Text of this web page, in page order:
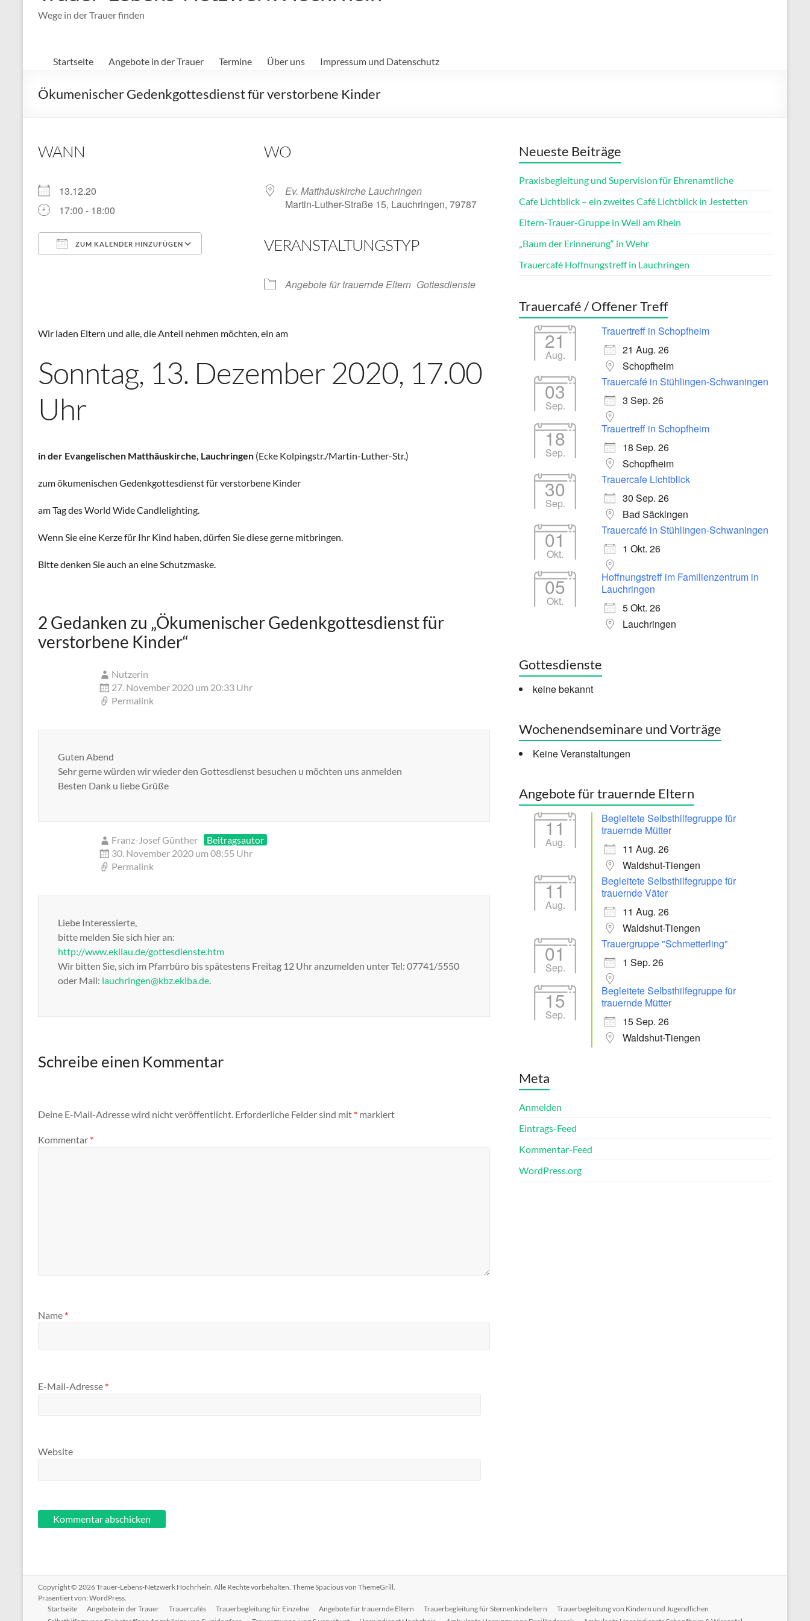
Wege in der Trauer finden
Startseite Angebote in der Trauer Termine Über uns Impressum und Datenschutz
Ökumenischer Gedenkgottesdienst für verstorbene Kinder
WANN
13.12.20
17:00 - 18:00
ZUM KALENDER HINZUFÜGEN
Office 365
WO
Ev. Matthäuskirche Lauchringen
Martin-Luther-Straße 15, Lauchringen, 79787
VERANSTALTUNGSTYP
Angebote für trauernde Eltern Gottesdienste
Wir laden Eltern und alle, die Anteil nehmen möchten, ein am
Sonntag, 13. Dezember 2020, 17.00
Uhr
in der Evangelischen Matthäuskirche, Lauchringen (Ecke Kolpingstr./Martin-Luther-Str.)
zum ökumenischen Gedenkgottesdienst für verstorbene Kinder
am Tag des World Wide Candlelighting.
Wenn Sie eine Kerze für Ihr Kind haben, dürfen Sie diese gerne mitbringen.
Bitte denken Sie auch an eine Schutzmaske.
2 Gedanken zu „Ökumenischer Gedenkgottesdienst für
verstorbene Kinder“
Nutzerin
27. November 2020 um 20:33 Uhr
Permalink
Guten Abend
Sehr gerne würden wir wieder den Gottesdienst besuchen u möchten uns anmelden
Besten Dank u liebe Grüße
Franz-Josef Günther
Beitragsautor
30. November 2020 um 08:55 Uhr
Permalink
Liebe Interessierte,
bitte melden Sie sich hier an:
http://www.ekilau.de/gottesdienste.htm
Wir bitten Sie, sich im Pfarrbüro bis spätestens Freitag 12 Uhr anzumelden unter Tel: 07741/5550
oder Mail: lauchringen@kbz.ekiba.de.
Schreibe einen Kommentar
Deine E-Mail-Adresse wird nicht veröffentlicht. Erforderliche Felder sind mit * markiert
Kommentar *
Name *
E-Mail-Adresse *
Website
Neueste Beiträge
Praxisbegleitung und Supervision für Ehrenamtliche
Cafe Lichtblick – ein zweites Café Lichtblick in Jestetten
Eltern-Trauer-Gruppe in Weil am Rhein
„Baum der Erinnerung“ in Wehr
Trauercafé Hoffnungstreff in Lauchringen
Trauercafé / Offener Treff
21
Aug.
Trauertreff in Schopfheim
21 Aug. 26
Schopfheim
03
Sep.
Trauercafé in Stühlingen-Schwaningen
3 Sep. 26
18
Sep.
Trauertreff in Schopfheim
18 Sep. 26
Schopfheim
30
Sep.
Trauercafe Lichtblick
30 Sep. 26
Bad Säckingen
01
Okt.
Trauercafé in Stühlingen-Schwaningen
1 Okt. 26
05
Okt.
Hoffnungstreff im Familienzentrum in
Lauchringen
5 Okt. 26
Lauchringen
Gottesdienste
keine bekannt
Wochenendseminare und Vorträge
Keine Veranstaltungen
Angebote für trauernde Eltern
11
Aug.
Begleitete Selbsthilfegruppe für
trauernde Mütter
11 Aug. 26
Waldshut-Tiengen
11
Aug.
Begleitete Selbsthilfegruppe für
trauernde Väter
11 Aug. 26
Waldshut-Tiengen
01
Sep.
Trauergruppe "Schmetterling"
1 Sep. 26
15
Sep.
Begleitete Selbsthilfegruppe für
trauernde Mütter
15 Sep. 26
Waldshut-Tiengen
Meta
Anmelden
Eintrags-Feed
Kommentar-Feed
WordPress.org
Copyright © 2026Trauer-Lebens-Netzwerk Hochrhein. Alle Rechte vorbehalten. ThemeSpaciousvon ThemeGrill.
Präsentiert von: WordPress.
Startseite
Angebote in der Trauer Trauercafés Trauerbegleitung für Einzelne Angebote für trauernde Eltern Trauerbegleitung für Sternenkindeltern
Trauerbegleitung von Kindern und Jugendlichen